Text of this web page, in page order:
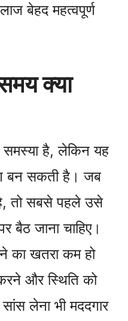
बेहद महत्वपूर्ण
क्या
है, लेकिन यह
बन सकती है। जब
तो सबसे पहले उसे
बैठ जाना चाहिए।
का खतरा कम हो
और स्थिति को
लेना भी मददगार